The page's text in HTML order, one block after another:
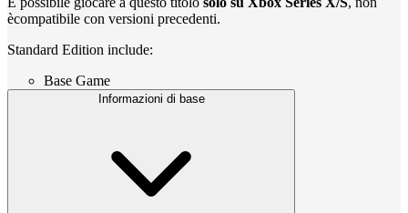
ècompatibile con versioni precedenti.
Standard Edition include:
Base Game
Informazioni di base